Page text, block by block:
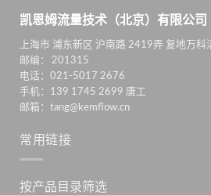
凯恩姆流量技术（北京）有限公司
上海市 浦东新区 沪南路 2419弄 复地万
邮编： 201315
电话：021-5017 2676
手机：139 1745 2699 唐工
邮箱：tang@kemflow.cn
常用链接
按产品目录筛选